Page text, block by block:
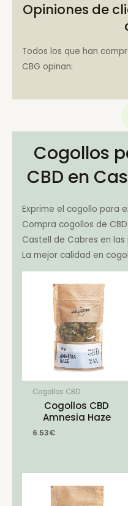
Opiniones de
Todos los que han
CBG opinan:
Cogollos
CBD en
Exprime el cogollo para
Compra cogollos de
Castell de Cabres en
La mejor calidad en
Cogollos CBD
Cogollos CBD
Amnesia Haze
6.53€